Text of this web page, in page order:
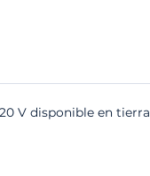
V disponible en tierra